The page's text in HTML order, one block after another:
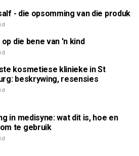
- die opsomming van die produk
die bene van 'n kind
kosmetiese klinieke in St
beskrywing, resensies
in medisyne: wat dit is, hoe en
te gebruik